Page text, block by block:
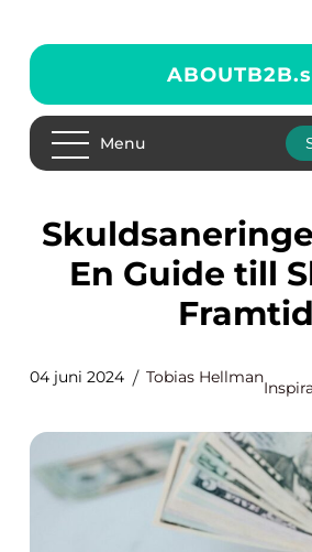
ABOUTB2B.
Menu
Skuldsaneringens Krav:
En Guide till
Framtid
04 juni 2024 Tobias Hellman